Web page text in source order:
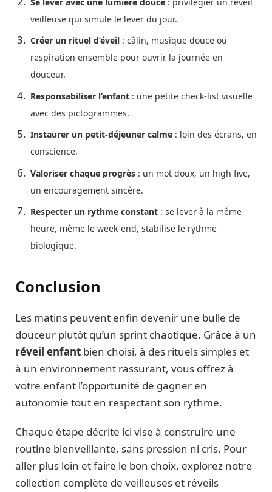
veilleuse qui simule le lever du jour.
Créer un rituel d’éveil : câlin, musique douce ou
respiration ensemble pour ouvrir la journée en
douceur.
Responsabiliser l’enfant : une petite check-list visuelle
avec des pictogrammes.
Instaurer un petit-déjeuner calme : loin des écrans, en
conscience.
Valoriser chaque progrès : un mot doux, un high five,
un encouragement sincère.
Respecter un rythme constant : se lever à la même
heure, même le week-end, stabilise le rythme
biologique.
Conclusion
Les matins peuvent enfin devenir une bulle de
douceur plutôt qu’un sprint chaotique. Grâce à un
réveil enfant bien choisi, à des rituels simples et
à un environnement rassurant, vous offrez à
votre enfant l’opportunité de gagner en
autonomie tout en respectant son rythme.
Chaque étape décrite ici vise à construire une
routine bienveillante, sans pression ni cris. Pour
aller plus loin et faire le bon choix, explorez notre
collection complète de veilleuses et réveils